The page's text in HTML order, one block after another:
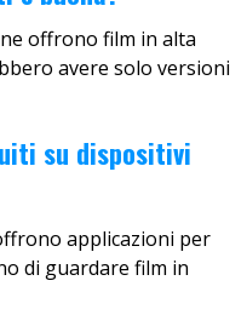
offrono film in alta
avere solo versioni
su dispositivi
applicazioni per
di guardare film in